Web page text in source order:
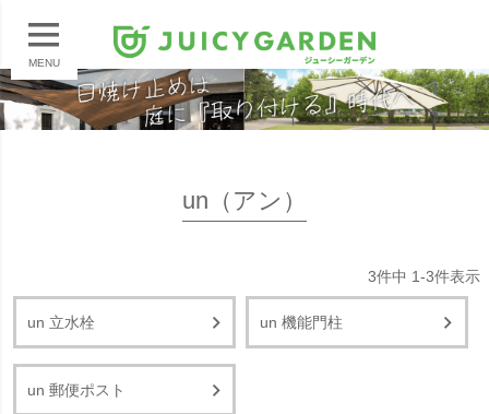
MENU
un（アン）
3件中 1-3件表示
un 立水栓 un 機能門柱
un 郵便ポスト